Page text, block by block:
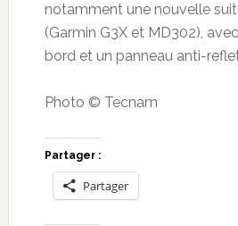
notamment une nouvelle
(Garmin G3X et MD302),
bord et un panneau anti-
Photo © Tecnam
Partager :
Partager